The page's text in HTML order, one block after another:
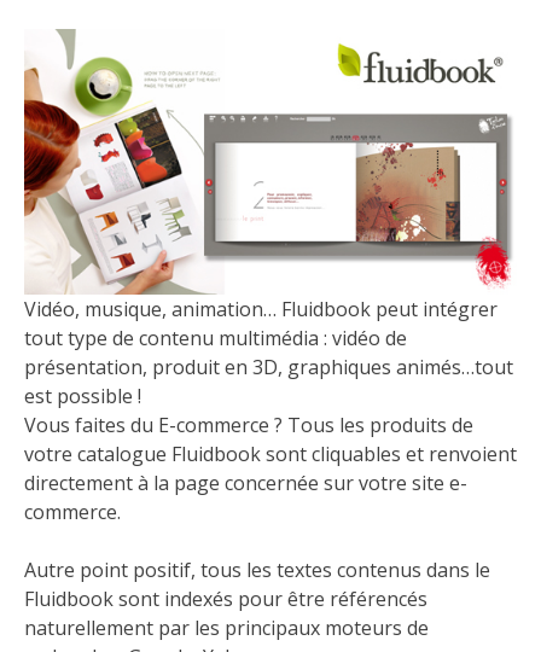
Vidéo, musique, animation… Fluidbook peut intégrer
tout type de contenu multimédia : vidéo de
présentation, produit en 3D, graphiques animés…tout
est possible !
Vous faites du E-commerce ? Tous les produits de
votre catalogue Fluidbook sont cliquables et renvoient
directement à la page concernée sur votre site e-
commerce.
Autre point positif, tous les textes contenus dans le
Fluidbook sont indexés pour être référencés
naturellement par les principaux moteurs de